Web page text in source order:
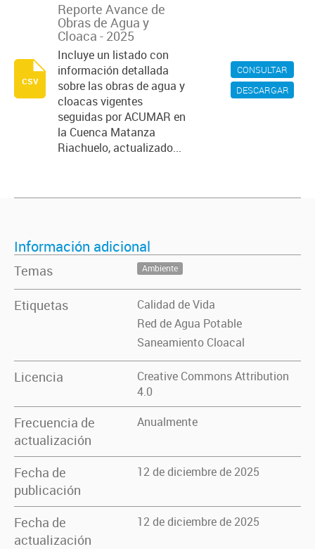
CONSULTAR
DESCARGAR
Reporte Avance de
Obras de Agua y
Cloaca - 2025
Incluye un listado con
información detallada
sobre las obras de agua y
cloacas vigentes
seguidas por ACUMAR en
la Cuenca Matanza
Riachuelo, actualizado...
csv
Información adicional
Temas Ambiente
Etiquetas
Calidad de Vida
Red de Agua Potable
Saneamiento Cloacal
Licencia
Creative Commons Attribution
4.0
Frecuencia de
actualización
Anualmente
Fecha de
publicación
12 de diciembre de 2025
Fecha de
actualización
12 de diciembre de 2025